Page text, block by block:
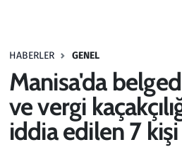
HABERLER GENEL
Manisa'da
ve vergi
iddia edilen 7
Haber
Kültür Sanat
Kurumsal Haberler